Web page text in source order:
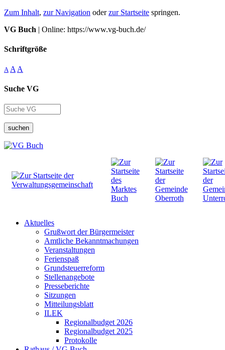
Zum Inhalt, zur Navigation oderzur Startseite springen.
VG Buch | Online: https://www.vg-buch.de/
Schriftgröße
A A A
Suche VG
suchen
Aktuelles
Grußwort der Bürgermeister
Amtliche Bekanntmachungen
Veranstaltungen
Ferienspaß
Grundsteuerreform
Stellenangebote
Presseberichte
Sitzungen
Mitteilungsblatt
ILEK
Regionalbudget 2026
Regionalbudget 2025
Protokolle